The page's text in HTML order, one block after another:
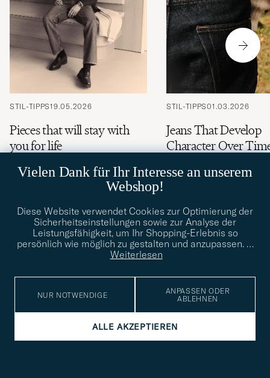
STIL-TIPPS19.05.2026
Pieces that will stay with
you for life
STIL-TIPPS01.03.2026
Jeans That Develop
Character Over
Jeans
Jeans gehören zur absoluten Grundausstattung und sind
aus keiner Garderobe wegzudenken. Alle
Farben und Stoffbeschaffenheiten findet sich für jede
Gelegenheit das geeignete Modell. Ursprünglich waren
Vielen Dank für Ihr Interesse an unserem
Webshop!
Diese Website verwendet Cookies zur Optimierung der
Sicherheitseinstellungen sowie zur Analyse der
Leistungsfähigkeit, um Ihr Shopping-Erlebnis so
persönlich wie möglich zu gestalten und anzupassen. …
Weiterlesen
NUR NOTWENDIGE
ANPASSEN ODER
ABLEHNEN
ALLE AKZEPTIEREN